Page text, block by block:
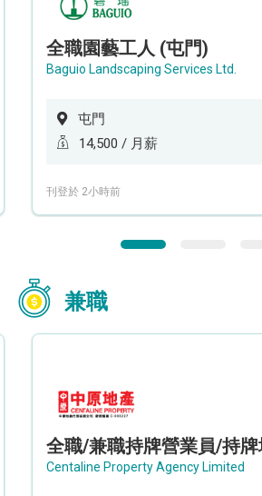
全職園藝工人 (屯門)
Baguio Landscaping Services Ltd.
屯門
14,500 / 月薪
刊登於 2小時前
兼職
Centaline Property Agency Limited